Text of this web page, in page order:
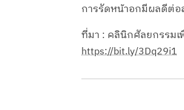
การรัดหน้าอกมีผลดีต่อ
ที่มา : คลินิกศัลยกรรม
https://bit.ly/3Dq29i1